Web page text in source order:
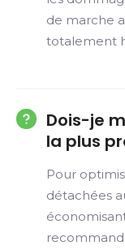
de marche
totalement
Dois-je
la plus
Pour
détachées